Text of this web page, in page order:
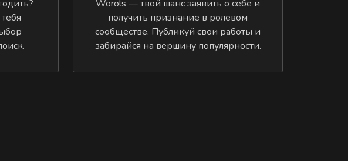
Worols — твой шанс заявить о себе и
получить признание в ролевом
сообществе. Публикуй свои работы и
забирайся на вершину популярности.